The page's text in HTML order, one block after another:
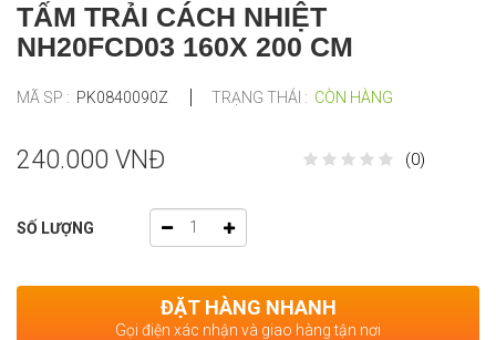
TẤM TRẢI CÁCH NHIỆT
NH20FCD03 160X 200 CM
MÃ SP : PK0840090Z TRẠNG THÁI : CÒN HÀNG
240.000 VNĐ (0)
SỐ LƯỢNG
ĐẶT HÀNG NHANH
Gọi điện xác nhận và giao hàng tận nơi